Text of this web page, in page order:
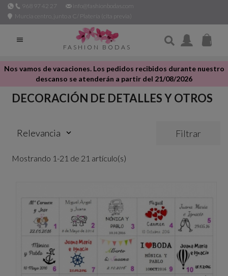
968 97 42 27
info@fashionbodas.com
Murcia centro, junto a C/ Platería (cita previa)

FASHION BODAS
Nos vamos de vacaciones. Los pedidos recibidos durante nuestro
descanso se atenderán a partir del 21/08/2026
DECORACIÓN DE DETALLES Y OTROS
Relevancia keyboard_arrow_down Filtrar
Mostrando 1-21 de 21 artículo(s)